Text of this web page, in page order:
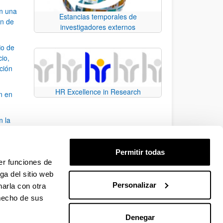
funciones de
del sitio web
con otra
de sus
Permitir todas
Personalizar
Denegar
una
de
de
en
la
desplazarse.
Estancias temporales de
investigadores externos
HR Excellence in Research